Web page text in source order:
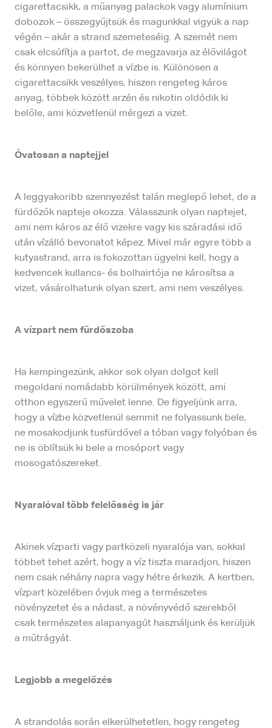
cigarettacsikk, a műanyag palackok vagy alumínium
dobozok – összegyűjtsük és magunkkal vigyük a nap
végén – akár a strand szemeteséig. A szemét nem
csak elcsúfítja a partot, de megzavarja az élővilágot
és könnyen bekerülhet a vízbe is. Különösen a
cigarettacsikk veszélyes, hiszen rengeteg káros
anyag, többek között arzén és nikotin oldódik ki
belőle, ami közvetlenül mérgezi a vizet.
Óvatosan a naptejjel
A leggyakoribb szennyezést talán meglepő lehet, de a
fürdőzők napteje okozza. Válasszunk olyan naptejet,
ami nem káros az élő vizekre vagy kis száradási idő
után vízálló bevonatot képez. Mivel már egyre több a
kutyastrand, arra is fokozottan ügyelni kell, hogy a
kedvencek kullancs- és bolhairtója ne károsítsa a
vizet, vásárolhatunk olyan szert, ami nem veszélyes.
A vízpart nem fürdőszoba
Ha kempingezünk, akkor sok olyan dolgot kell
megoldani nomádabb körülmények között, ami
otthon egyszerű művelet lenne. De figyeljünk arra,
hogy a vízbe közvetlenül semmit ne folyassunk bele,
ne mosakodjunk tusfürdővel a tóban vagy folyóban és
ne is öblítsük ki bele a mosóport vagy
mosogatószereket.
Nyaralóval több felelősség is jár
Akinek vízparti vagy partközeli nyaralója van, sokkal
többet tehet azért, hogy a víz tiszta maradjon, hiszen
nem csak néhány napra vagy hétre érkezik. A kertben,
vízpart közelében óvjuk meg a természetes
növényzetet és a nádast, a növényvédő szerekből
csak természetes alapanyagút használjunk és kerüljük
a műtrágyát.
Legjobb a megelőzés
A strandolás során elkerülhetetlen, hogy rengeteg